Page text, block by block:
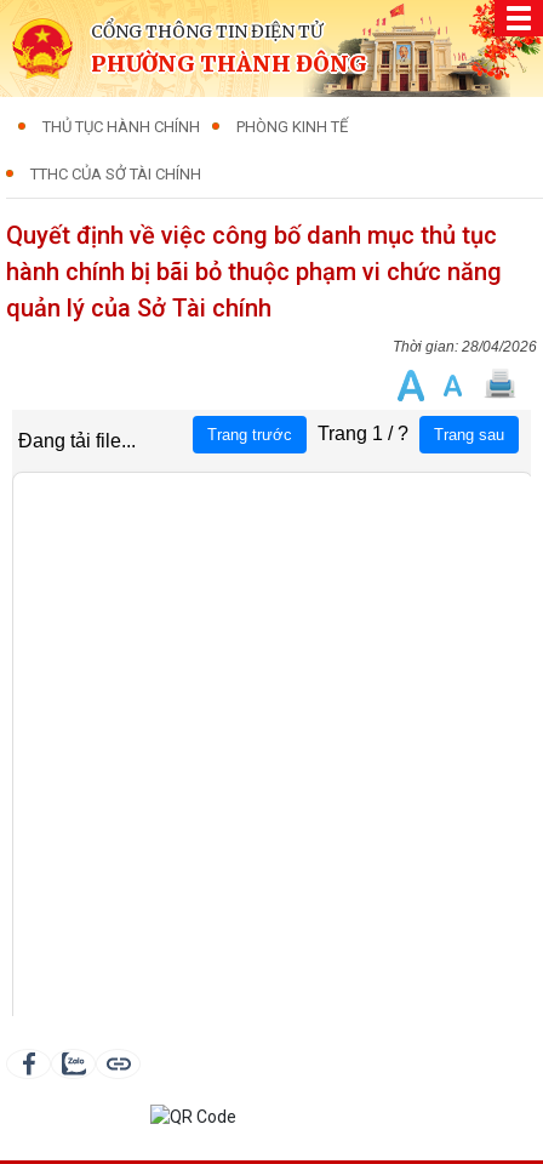
CỔNG THÔNG TIN ĐIỆN TỬ
PHƯỜNG THÀNH ĐÔNG
THỦ TỤC HÀNH CHÍNH PHÒNG KINH TẾ
TTHC CỦA SỞ TÀI CHÍNH
Quyết định về việc công bố danh mục thủ tục
hành chính bị bãi bỏ thuộc phạm vi chức năng
quản lý của Sở Tài chính
28/04/2026